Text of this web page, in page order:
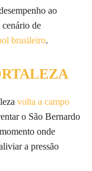
ao
de
brasileiro.
volta a campo
o São Bernardo
onde
a pressão